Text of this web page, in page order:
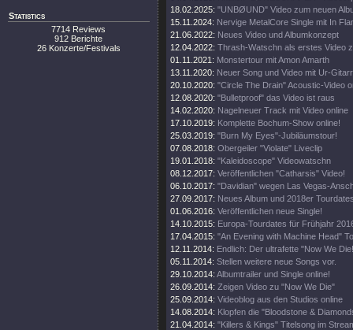
Statistics
7714 Reviews
912 Berichte
26 Konzerte/Festivals
18.02.2025: "UNBØUND" Video zum neuen
15.11.2024: Nervige MetalCore Single mit In
21.06.2022: Neues Video und Albumkonzept
12.04.2022: Thrash-Watschn als erstes Video
01.11.2021: Monstertour mit Amon Amarth
13.11.2020: Neuer Song und Video mit Ur-
20.10.2020: "Circle The Drain" Acoustic-Video
12.08.2020: "Bulletproof" das Video ist raus
14.02.2020: Nagelneuer Track mit Video online
17.10.2019: Komplette Bochum-Show online!
25.03.2019: "Burn My Eyes"-Jubiläumstour!
07.08.2018: Obergeiler "Violate" Liveclip
19.01.2018: "Kaleidoscope" Videowatschn
08.12.2017: Veröffentlichen "Catharsis" Video!
06.10.2017: "Davidian" wegen Las Vegas-
27.09.2017: Neues Album und 2018er
01.06.2016: Veröffentlichen neue Single!
14.10.2015: Europa-Tourdates für Frühjahr
17.04.2015: "An Evening with Machine Head"
12.11.2014: Endlich: Der ultrafette "Now We
05.11.2014: Stellen weitere neue Songs vor.
29.10.2014: Albumtrailer und Single online!
26.09.2014: Zeigen Video zu "Now We Die"
25.09.2014: Videoblog aus den Studios online
14.08.2014: Klopfen die "Bloodstone &
21.04.2014: "Killers & Kings" Titelsong im